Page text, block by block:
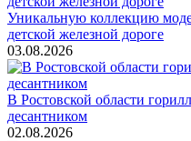
Уникальную коллекцию
детской железной дороге
03.08.2026
В Ростовской области
десантником
02.08.2026